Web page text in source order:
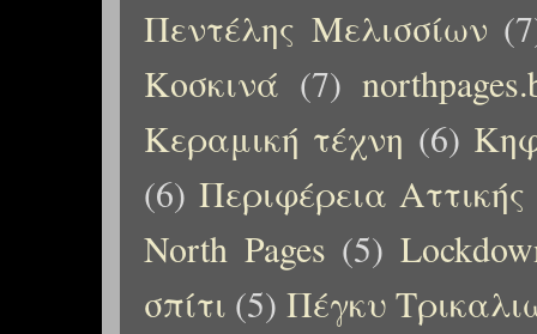
Πεντέλης Μελισσίων
Κοσκινά (7)
Κεραμική τέχνη (6)
(6) Περιφέρεια Αττικής
North Pages (5)
σπίτι (5) Πέγκυ